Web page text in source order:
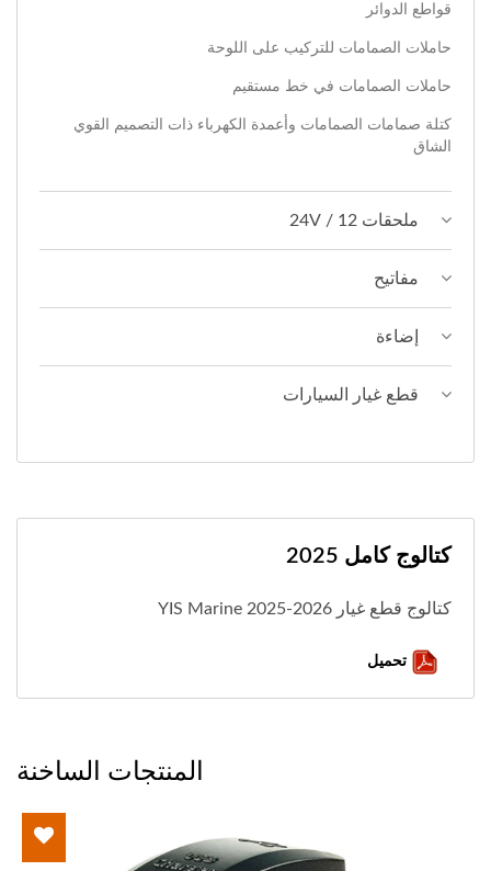
قواطع الدوائر
حاملات الصمامات للتركيب على اللوحة
حاملات الصمامات في خط مستقيم
كتلة صمامات الصمامات وأعمدة الكهرباء ذات التصميم القوي
الشاق
ملحقات 12 / 24V
مفاتيح
إضاءة
قطع غيار السيارات
كتالوج كامل 2025
كتالوج قطع غيار YIS Marine 2025-2026
تحميل
المنتجات الساخنة